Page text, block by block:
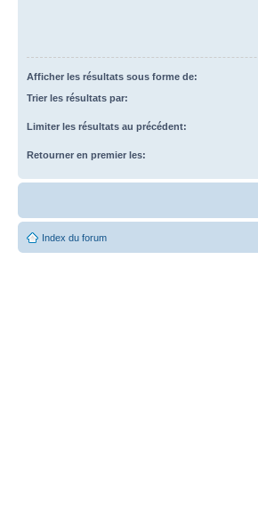
Afficher les résultats sous forme de:
Trier les résultats par:
Limiter les résultats au précédent:
Retourner en premier les:
Index du forum